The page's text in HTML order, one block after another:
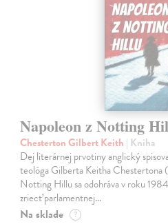
Napoleon z Notting
Chesterton Gilbert Keith | Kniha
Dej literárnej prvotiny anglický
teológa Gilberta Keitha Chestertona
Notting Hillu sa odohráva v roku
zriecť parlamentnej…
Na sklade ?